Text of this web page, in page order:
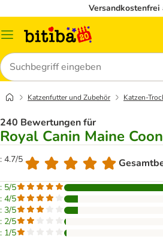
Versandkostenfrei
Menü
Suchen
Katzenfutter und Zubehör Katzen-
240 Bewertungen für
Royal Canin Maine
: 4.7/5
: 5/5
: 4/5
: 3/5
: 2/5
: 1/5